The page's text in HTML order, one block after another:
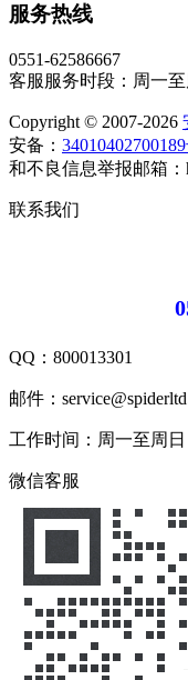
服务热线
0551-62586667
客服服务时段：周一
Copyright © 2007-2026
安备：
和不良信息举报邮箱：
联系我们
QQ： 800013301
邮件：
工作时间：周一至周
微信客服